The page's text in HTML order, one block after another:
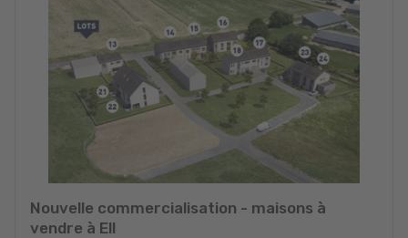
Nouvelle commercialisation - maisons à
vendre à Ell